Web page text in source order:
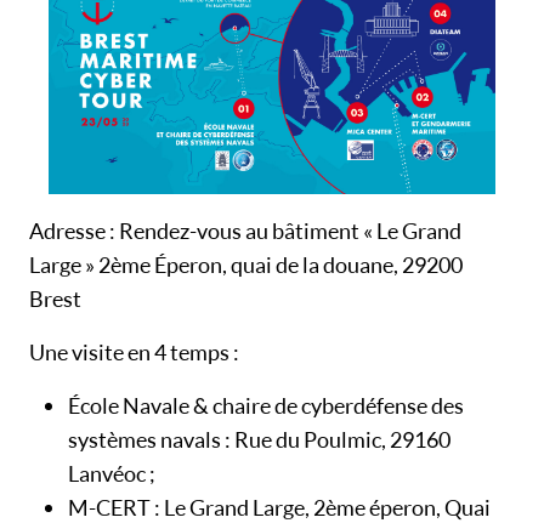
Adresse : Rendez-vous au bâtiment « Le Grand
Large » 2ème Éperon, quai de la douane, 29200
Brest
Une visite en 4 temps :
École Navale & chaire de cyberdéfense des
systèmes navals : Rue du Poulmic, 29160
Lanvéoc ;
M-CERT : Le Grand Large, 2ème éperon, Quai